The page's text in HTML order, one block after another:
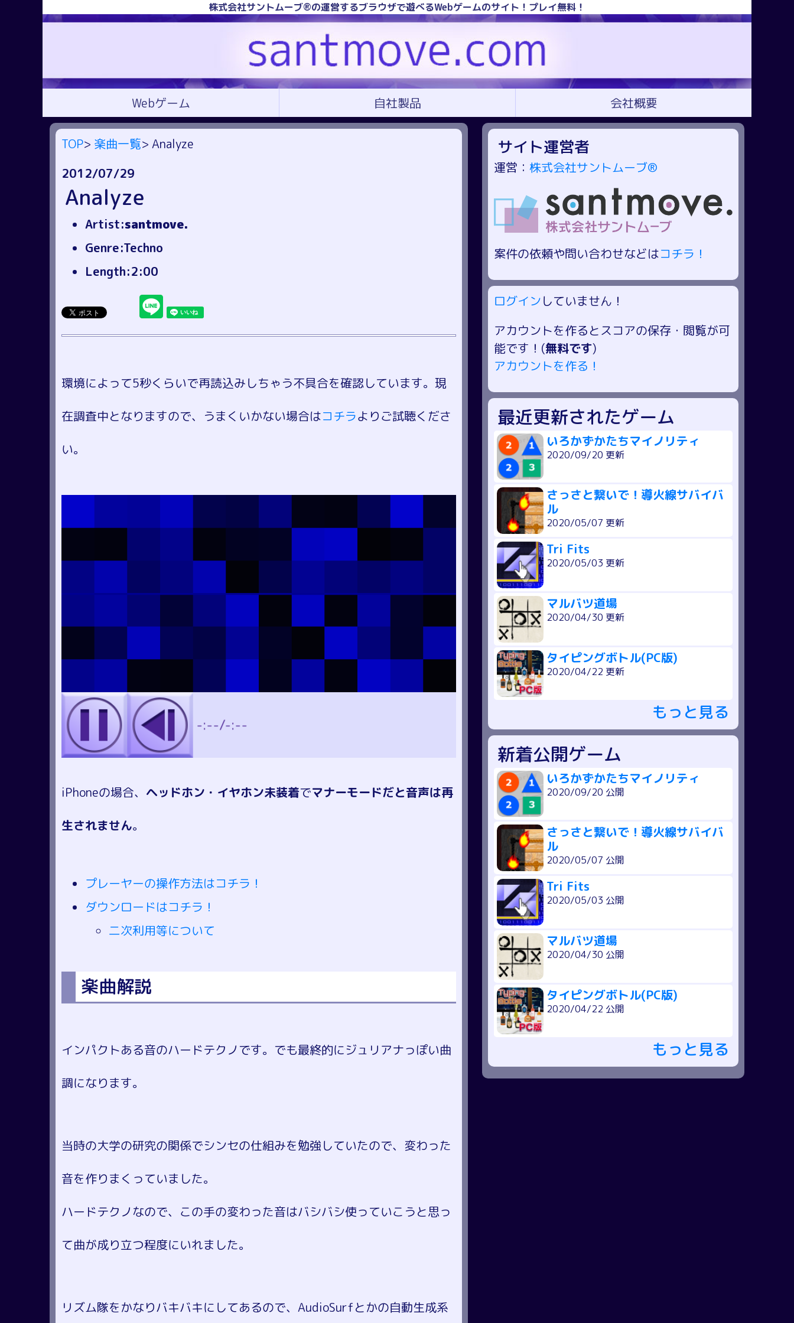
株式会社サントムーブ®の運営するブラウザで遊べるWebゲームのサイト！プレイ無料！
Webゲーム 自社製品 会社概要
TOP> 楽曲一覧> Analyze
2012/07/29
Analyze
Artist:santmove.
Genre:Techno
Length:2:00
環境によって5秒くらいで再読込みしちゃう不具合を確認しています。現
在調査中となりますので、うまくいかない場合はコチラよりご試聴くださ
い。
iPhoneの場合、 ヘッドホン・イヤホン未装着でマナーモードだと音声は再
生されません。
プレーヤーの操作方法はコチラ！
ダウンロードはコチラ！
二次利用等について
楽曲解説
インパクトある音のハードテクノです。でも最終的にジュリアナっぽい曲
調になります。
当時の大学の研究の関係でシンセの仕組みを勉強していたので、変わった
音を作りまくっていました。
ハードテクノなので、この手の変わった音はバシバシ使っていこうと思っ
て曲が成り立つ程度にいれました。
リズム隊をかなりバキバキにしてあるので、AudioSurfとかの自動生成系
サイト運営者
運営： 株式会社サントムーブ®
案件の依頼や問い合わせなどはコチラ！
ログインしていません！
アカウントを作るとスコアの保存・閲覧が可
能です！(無料です)
アカウントを作る！
最近更新されたゲーム
いろかずかたちマイノリティ
2020/09/20 更新
さっさと繋いで！導火線サバイバ
ル
2020/05/07 更新
Tri Fits
2020/05/03 更新
マルバツ道場
2020/04/30 更新
タイピングボトル(PC版)
2020/04/22 更新
もっと見る
新着公開ゲーム
いろかずかたちマイノリティ
2020/09/20 公開
さっさと繋いで！導火線サバイバ
ル
2020/05/07 公開
Tri Fits
2020/05/03 公開
マルバツ道場
2020/04/30 公開
タイピングボトル(PC版)
2020/04/22 公開
もっと見る